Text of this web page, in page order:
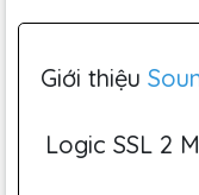
Giới thiệu
Logic SSL 2